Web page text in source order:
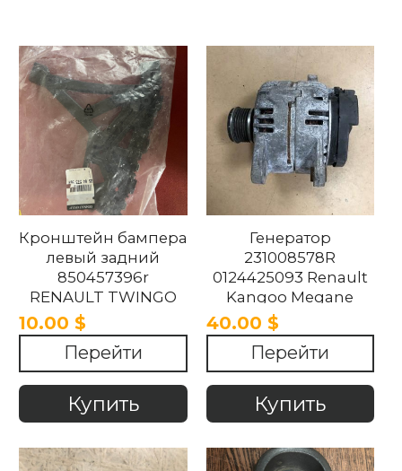
Кронштейн бампера
левый задний
850457396r
RENAULT TWINGO
2014-2019.
10.00 $
Перейти
Купить
Генератор
231008578R
0124425093 Renault
Kangoo Megane
Scenic iii Logan 2009-
2018
40.00 $
Перейти
Купить